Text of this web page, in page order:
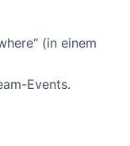
(in einem
Events.